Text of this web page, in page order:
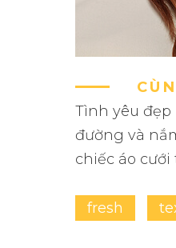
Tình yêu
đường và
chiếc áo
fresh